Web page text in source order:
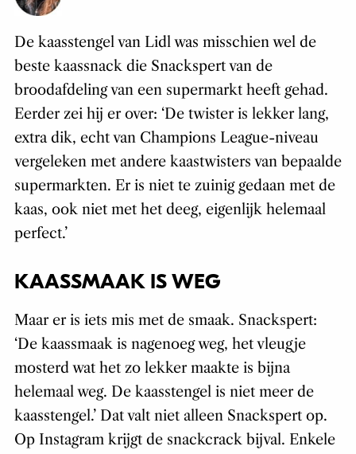
De kaasstengel van Lidl was misschien wel de
beste kaassnack die Snackspert van de
broodafdeling van een supermarkt heeft gehad.
Eerder zei hij er over: ‘De twister is lekker lang,
extra dik, echt van Champions League-niveau
vergeleken met andere kaastwisters van bepaalde
supermarkten. Er is niet te zuinig gedaan met de
kaas, ook niet met het deeg, eigenlijk helemaal
perfect.’
KAASSMAAK IS WEG
Maar er is iets mis met de smaak. Snackspert:
‘De kaassmaak is nagenoeg weg, het vleugje
mosterd wat het zo lekker maakte is bijna
helemaal weg. De kaasstengel is niet meer de
kaasstengel.’ Dat valt niet alleen Snackspert op.
Op Instagram krijgt de snackcrack bijval. Enkele